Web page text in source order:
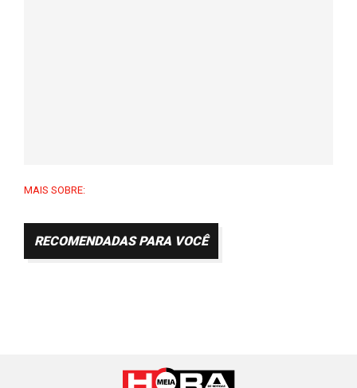
MAIS SOBRE:
RECOMENDADAS PARA VOCÊ